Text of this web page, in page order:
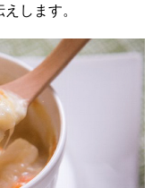
します。